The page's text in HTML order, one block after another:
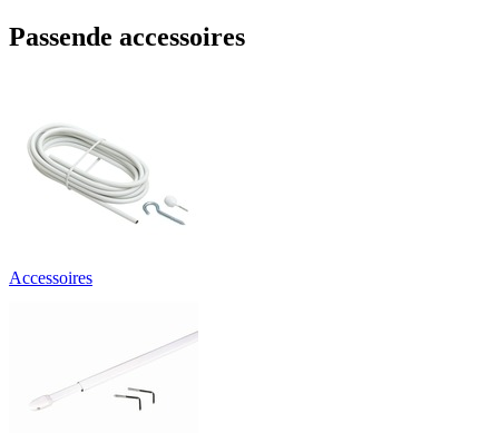
Passende accessoires
Accessoires